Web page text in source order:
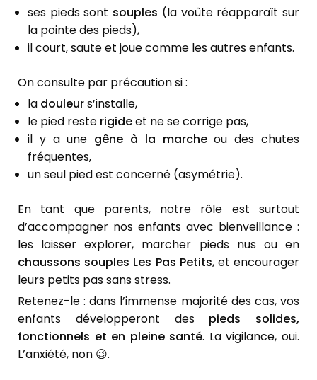
ses pieds sont souples (la voûte réapparaît sur
la pointe des pieds),
il court, saute et joue comme les autres enfants.
On consulte par précaution si :
la douleurs’installe,
le pied reste rigideet ne se corrige pas,
il y a une gêne à la marcheou des chutes
fréquentes,
un seul pied est concerné (asymétrie).
En tant que parents, notre rôle est surtout
d’accompagner nos enfants avec bienveillance :
les laisser explorer, marcher pieds nus ou en
chaussons souples Les Pas Petits, et encourager
leurs petits pas sans stress.
Retenez-le : dans l’immense majorité des cas, vos
enfants développeront des pieds solides,
fonctionnels et en pleine santé. La vigilance, oui.
L’anxiété, non 😉.